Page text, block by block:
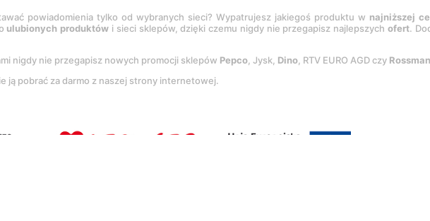
powiadomienia tylko od wybranych sieci? Wypatrujesz jakiegoś produktu w najniższej
ulubionych produktów i sieci sklepów, dzięki czemu nigdy nie przegapisz najlepszychofert.
nigdy nie przegapisz nowych promocji sklepów Pepco, Jysk, Dino, RTV EURO AGD czy
ją pobrać za darmo z naszej strony internetowej.